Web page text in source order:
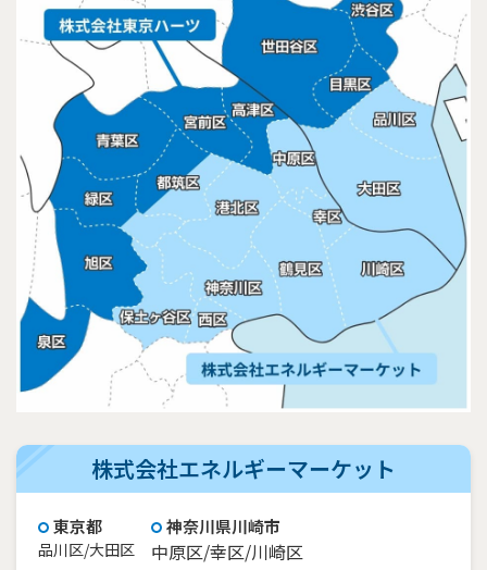
株式会社エネルギーマーケット
東京都
品川区/大田区
神奈川県川崎市
中原区/幸区/川崎区